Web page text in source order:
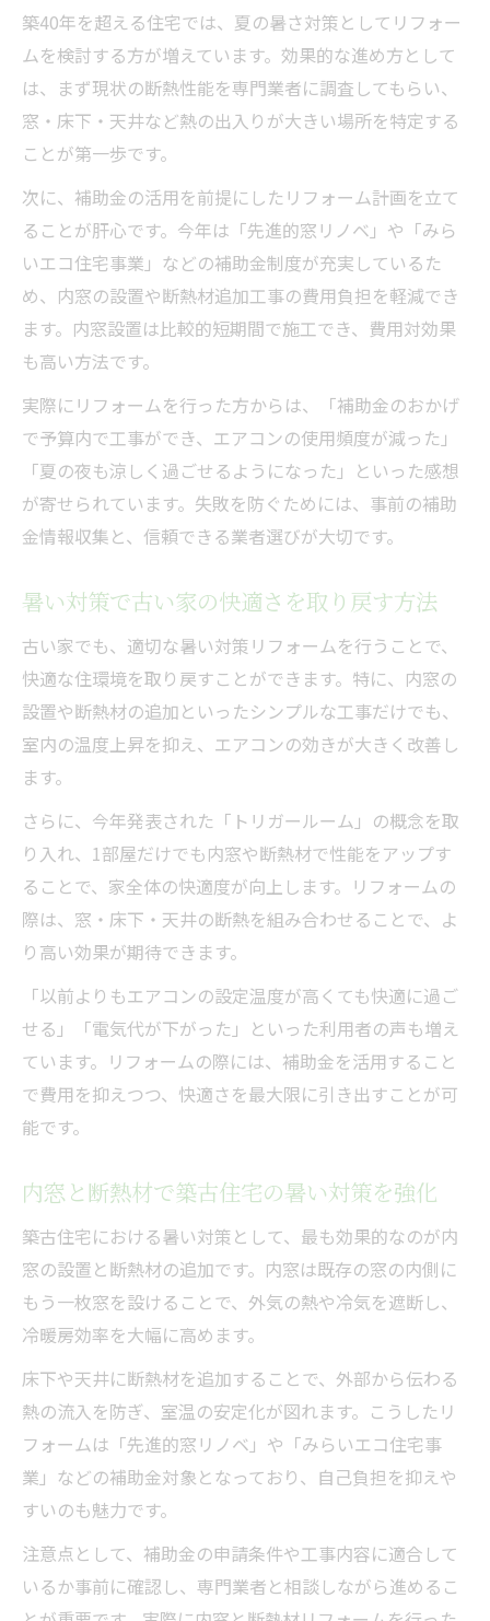
築40年を超える住宅では、夏の暑さ対策としてリフォー
ムを検討する方が増えています。効果的な進め方として
は、まず現状の断熱性能を専門業者に調査してもらい、
窓・床下・天井など熱の出入りが大きい場所を特定する
ことが第一歩です。
次に、補助金の活用を前提にしたリフォーム計画を立て
ることが肝心です。今年は「先進的窓リノベ」や「みら
いエコ住宅事業」などの補助金制度が充実しているた
め、内窓の設置や断熱材追加工事の費用負担を軽減でき
ます。内窓設置は比較的短期間で施工でき、費用対効果
も高い方法です。
実際にリフォームを行った方からは、「補助金のおかげ
で予算内で工事ができ、エアコンの使用頻度が減った」
「夏の夜も涼しく過ごせるようになった」といった感想
が寄せられています。失敗を防ぐためには、事前の補助
金情報収集と、信頼できる業者選びが大切です。
暑い対策で古い家の快適さを取り戻す方法
古い家でも、適切な暑い対策リフォームを行うことで、
快適な住環境を取り戻すことができます。特に、内窓の
設置や断熱材の追加といったシンプルな工事だけでも、
室内の温度上昇を抑え、エアコンの効きが大きく改善し
ます。
さらに、今年発表された「トリガールーム」の概念を取
り入れ、1部屋だけでも内窓や断熱材で性能をアップす
ることで、家全体の快適度が向上します。リフォームの
際は、窓・床下・天井の断熱を組み合わせることで、よ
り高い効果が期待できます。
「以前よりもエアコンの設定温度が高くても快適に過ご
せる」「電気代が下がった」といった利用者の声も増え
ています。リフォームの際には、補助金を活用すること
で費用を抑えつつ、快適さを最大限に引き出すことが可
能です。
内窓と断熱材で築古住宅の暑い対策を強化
築古住宅における暑い対策として、最も効果的なのが内
窓の設置と断熱材の追加です。内窓は既存の窓の内側に
もう一枚窓を設けることで、外気の熱や冷気を遮断し、
冷暖房効率を大幅に高めます。
床下や天井に断熱材を追加することで、外部から伝わる
熱の流入を防ぎ、室温の安定化が図れます。こうしたリ
フォームは「先進的窓リノベ」や「みらいエコ住宅事
業」などの補助金対象となっており、自己負担を抑えや
すいのも魅力です。
注意点として、補助金の申請条件や工事内容に適合して
いるか事前に確認し、専門業者と相談しながら進めるこ